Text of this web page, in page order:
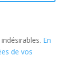
En
de vos